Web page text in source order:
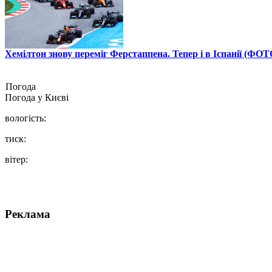
Хемілтон знову переміг Ферстаппена. Тепер і в Іспанії
Погода
Погода у Києві
вологість:
тиск:
вітер:
Реклама